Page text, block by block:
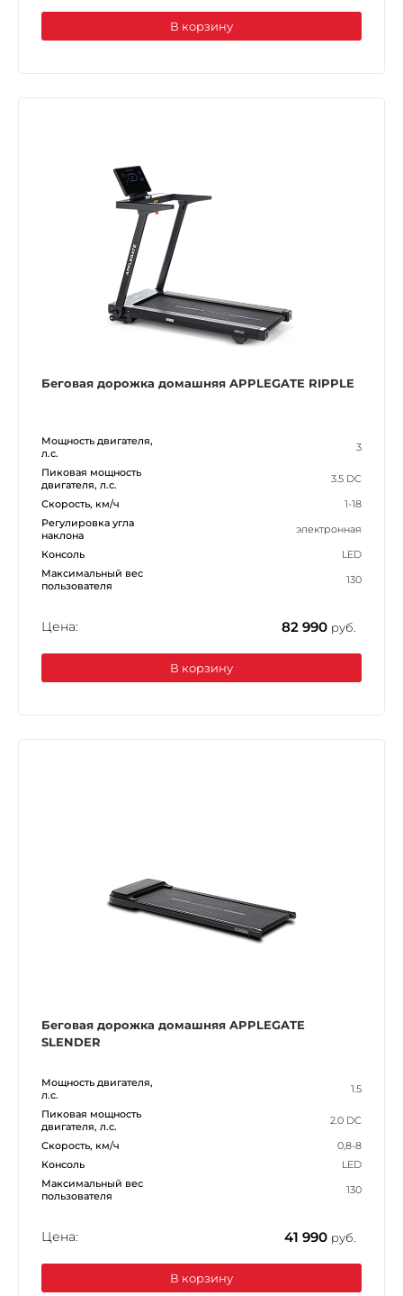
В корзину
Беговая дорожка домашняя APPLEGATE RIPPLE
Мощность двигателя,
л.с.
3
Пиковая мощность
двигателя, л.с.
3.5 DC
Скорость, км/ч
1-18
Регулировка угла
наклона
электронная
Консоль
LED
Максимальный вес
пользователя
130
Цена: 82 990 руб.
В корзину
Беговая дорожка домашняя APPLEGATE
SLENDER
Мощность двигателя,
л.с.
1.5
Пиковая мощность
двигателя, л.с.
2.0 DC
Скорость, км/ч
0,8-8
Консоль
LED
Максимальный вес
пользователя
130
Цена: 41 990 руб.
В корзину